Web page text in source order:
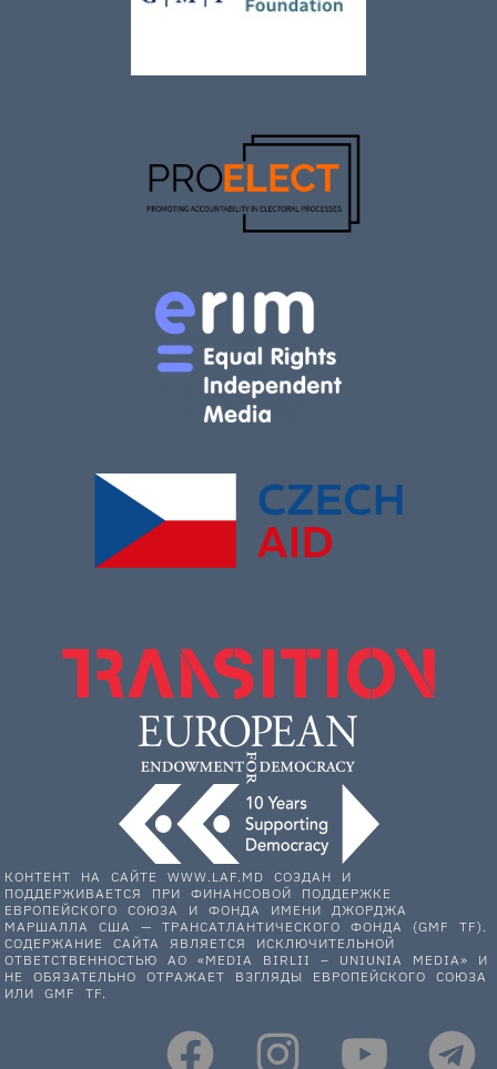
КОНТЕНТ НА САЙТЕ WWW.LAF.MD СОЗДАН И
ПОДДЕРЖИВАЕТСЯ ПРИ ФИНАНСОВОЙ ПОДДЕРЖКЕ
ЕВРОПЕЙСКОГО СОЮЗА И ФОНДА ИМЕНИ ДЖОРДЖА
МАРШАЛЛА США — ТРАНСАТЛАНТИЧЕСКОГО ФОНДА (GMF TF).
СОДЕРЖАНИЕ САЙТА ЯВЛЯЕТСЯ ИСКЛЮЧИТЕЛЬНОЙ
ОТВЕТСТВЕННОСТЬЮ АО «MEDIA BIRLII – UNIUNIA MEDIA» И
НЕ ОБЯЗАТЕЛЬНО ОТРАЖАЕТ ВЗГЛЯДЫ ЕВРОПЕЙСКОГО СОЮЗА
ИЛИ GMF TF.